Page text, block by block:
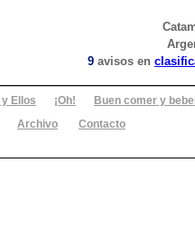
9 avisos en
y Ellos ¡Oh!
Buen comer y
Archivo
Contacto